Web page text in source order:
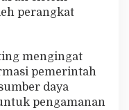
perangkat
mengingat
pemerintah
daya
pengamanan